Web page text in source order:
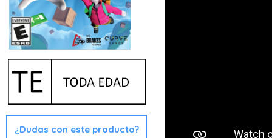
¿Dudas con este producto?